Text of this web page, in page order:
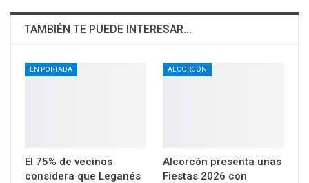
TAMBIÉN TE PUEDE INTERESAR...
EN PORTADA
El 75% de vecinos
considera que Leganés
ALCORCÓN
Alcorcón presenta unas
Fiestas 2026 con